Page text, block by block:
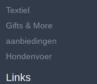
Textiel
Gifts & More
aanbiedingen
Hondenvoer
Links